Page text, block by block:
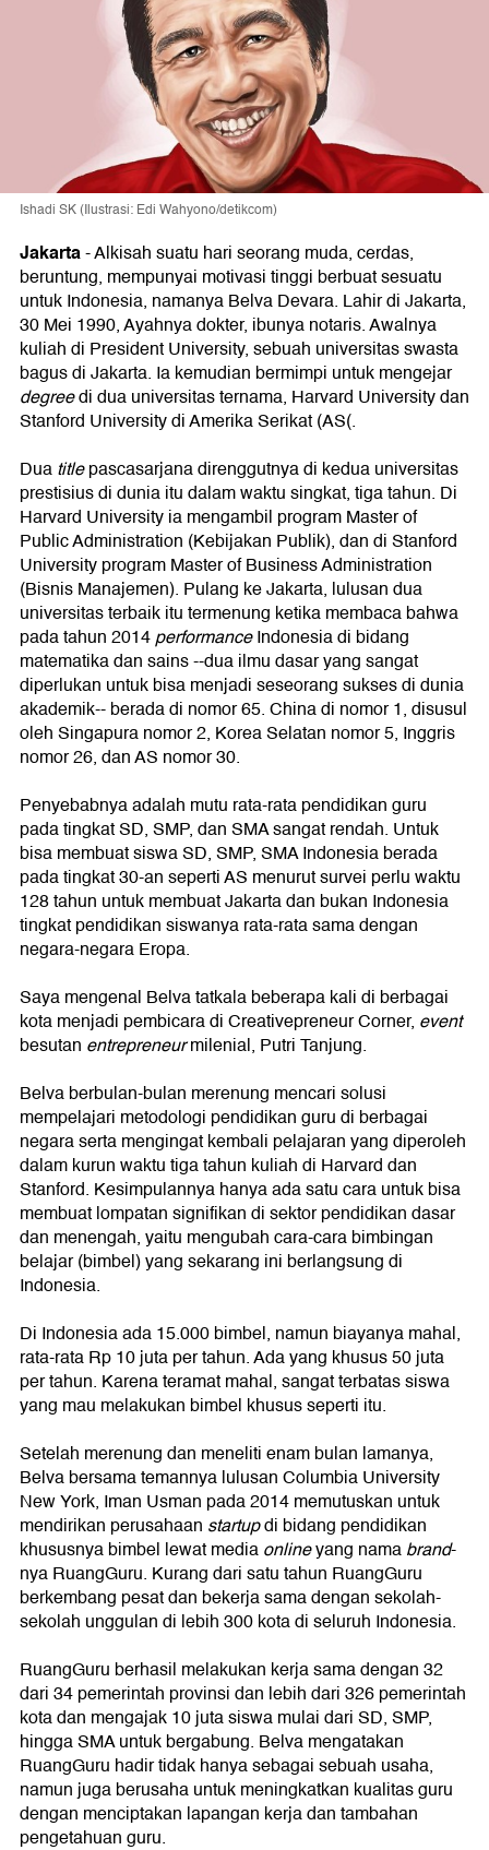
Ishadi SK (Ilustrasi: Edi Wahyono/detikcom)
Jakarta-Alkisah suatu hari seorang muda, cerdas,
beruntung, mempunyai motivasi tinggi berbuat sesuatu
untuk Indonesia, namanya Belva Devara. Lahir di Jakarta,
30 Mei 1990, Ayahnya dokter, ibunya notaris. Awalnya
kuliah di President University, sebuah universitas swasta
bagus di Jakarta. Ia kemudian bermimpi untuk mengejar
degreedi dua universitas ternama, Harvard University dan
Stanford University di Amerika Serikat (AS(.
Duatitlepascasarjana direnggutnya di kedua universitas
prestisius di dunia itu dalam waktu singkat, tiga tahun. Di
Harvard University ia mengambil program Master of
Public Administration (Kebijakan Publik), dan di Stanford
University program Master of Business Administration
(Bisnis Manajemen). Pulang ke Jakarta, lulusan dua
universitas terbaik itu termenung ketika membaca bahwa
pada tahun 2014performanceIndonesia di bidang
matematika dan sains --dua ilmu dasar yang sangat
diperlukan untuk bisa menjadi seseorang sukses di dunia
akademik-- berada di nomor 65. China di nomor 1, disusul
oleh Singapura nomor 2, Korea Selatan nomor 5, Inggris
nomor 26, dan AS nomor 30.
Penyebabnya adalah mutu rata-rata pendidikan guru
pada tingkat SD, SMP, dan SMA sangat rendah. Untuk
bisa membuat siswa SD, SMP, SMA Indonesia berada
pada tingkat 30-an seperti AS menurut survei perlu waktu
128 tahun untuk membuat Jakarta dan bukan Indonesia
tingkat pendidikan siswanya rata-rata sama dengan
negara-negara Eropa.
Saya mengenal Belva tatkala beberapa kali di berbagai
kota menjadi pembicara di Creativepreneur Corner, event
besutan entrepreneurmilenial, Putri Tanjung.
Belva berbulan-bulan merenung mencari solusi
mempelajari metodologi pendidikan guru di berbagai
negara serta mengingat kembali pelajaran yang diperoleh
dalam kurun waktu tiga tahun kuliah di Harvard dan
Stanford. Kesimpulannya hanya ada satu cara untuk bisa
membuat lompatan signifikan di sektor pendidikan dasar
dan menengah, yaitu mengubah cara-cara bimbingan
belajar (bimbel) yang sekarang ini berlangsung di
Indonesia.
Di Indonesia ada 15.000 bimbel, namun biayanya mahal,
rata-rata Rp 10 juta per tahun. Ada yang khusus 50 juta
per tahun. Karena teramat mahal, sangat terbatas siswa
yang mau melakukan bimbel khusus seperti itu.
Setelah merenung dan meneliti enam bulan lamanya,
Belva bersama temannya lulusan Columbia University
New York, Iman Usman pada 2014 memutuskan untuk
mendirikan perusahaan startupdi bidang pendidikan
khususnya bimbel lewat mediaonlineyang namabrand-
nya RuangGuru. Kurang dari satu tahun RuangGuru
berkembang pesat dan bekerja sama dengan sekolah-
sekolah unggulan di lebih 300 kota di seluruh Indonesia.
RuangGuru berhasil melakukan kerja sama dengan 32
dari 34 pemerintah provinsi dan lebih dari 326 pemerintah
kota dan mengajak 10 juta siswa mulai dari SD, SMP,
hingga SMA untuk bergabung. Belva mengatakan
RuangGuru hadir tidak hanya sebagai sebuah usaha,
namun juga berusaha untuk meningkatkan kualitas guru
dengan menciptakan lapangan kerja dan tambahan
pengetahuan guru.